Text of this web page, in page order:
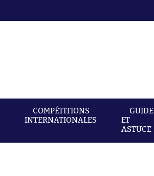
COMPÉTITIONS
INTERNATIONALES
GUIDE
ET
ASTUCE